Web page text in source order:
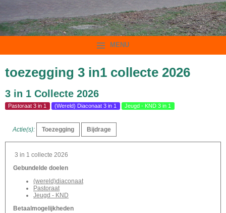
MENU
toezegging 3 in1 collecte 2026
3 in 1 Collecte 2026
Pastoraat 3 in 1 (Wereld) Diaconaat 3 in 1 Jeugd - KND 3 in 1
Actie(s):
3 in 1 collecte 2026
Gebundelde doelen
(wereld)diaconaat
Pastoraat
Jeugd - KND
Betaalmogelijkheden